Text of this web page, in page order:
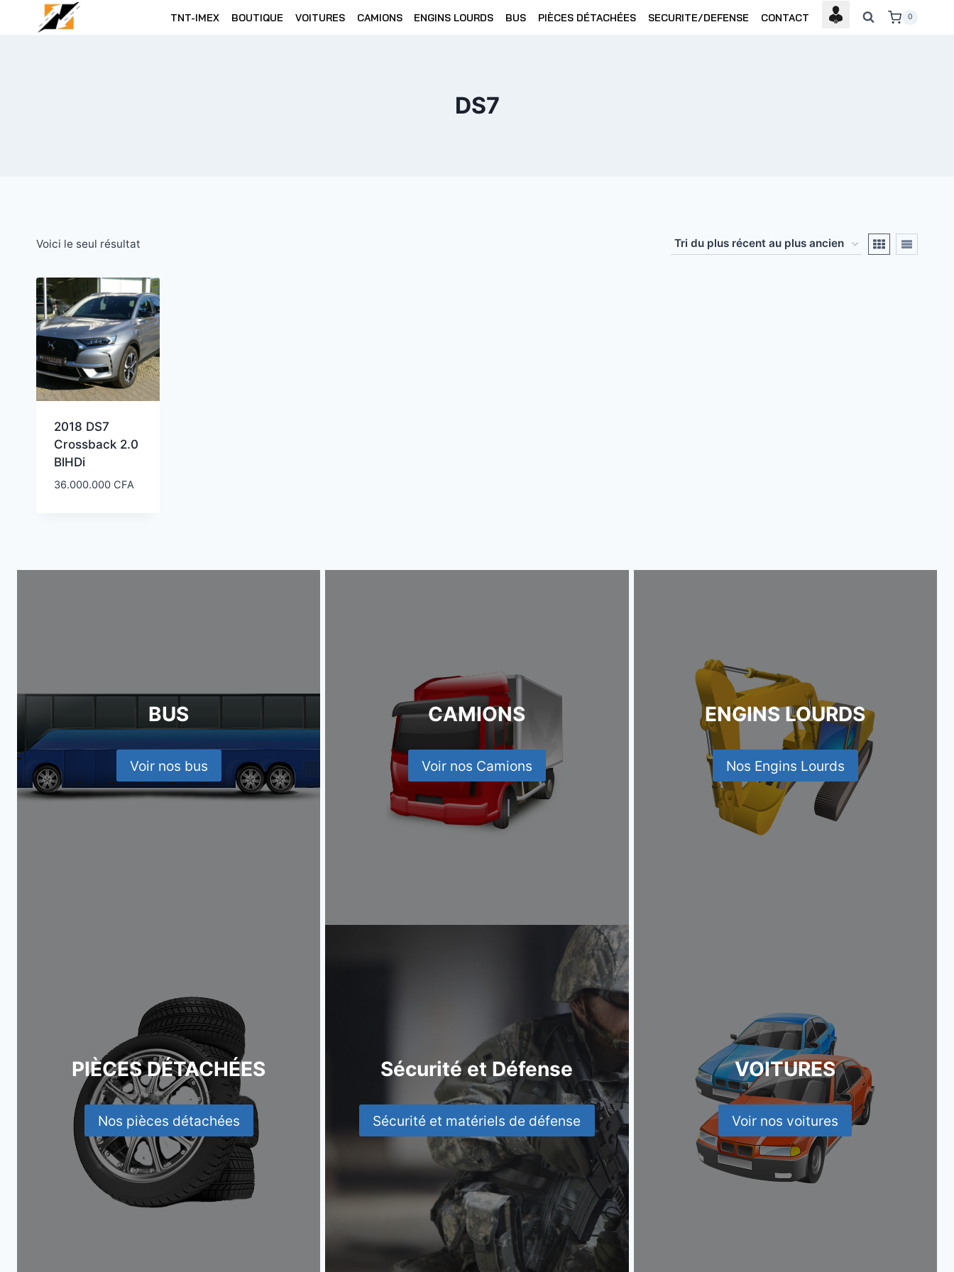
TNT-IMEX BOUTIQUE VOITURES CAMIONS ENGINS LOURDS BUS PIÈCES DÉTACHÉES SECURITE/DEFENSE CONTACT 0
DS7
Voici le seul résultat
2018 DS7
Crossback 2.0
BlHDi
36.000.000 CFA
BUS
Voir nos bus
CAMIONS
Voir nos Camions
ENGINS LOURDS
Nos Engins Lourds
PIÈCES DÉTACHÉES
Nos pièces détachées
Sécurité et Défense
Sécurité et matériels de défense
VOITURES
Voir nos voitures